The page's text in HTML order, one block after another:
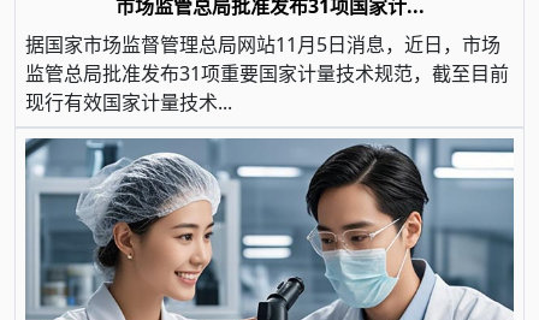
市场监管总局批准发布31项国家计...
据国家市场监督管理总局网站11月5日消息，近日，市场
监管总局批准发布31项重要国家计量技术规范，截至目前
现行有效国家计量技术...